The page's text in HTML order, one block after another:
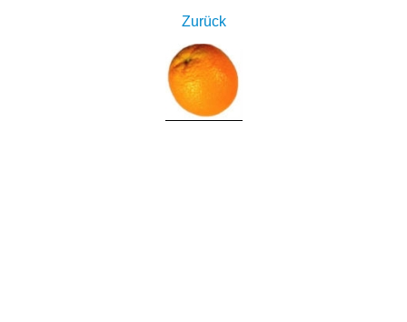
Zurück